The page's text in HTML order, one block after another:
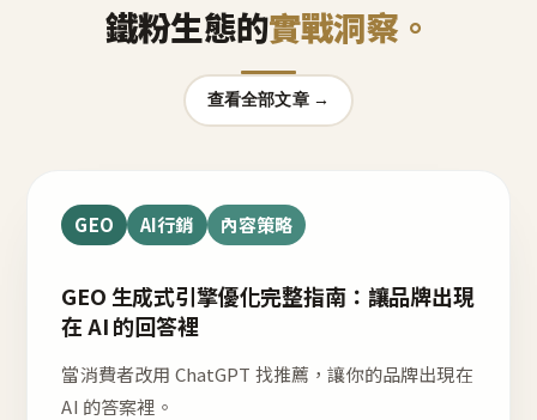
鐵粉生態的實戰洞察。
查看全部文章 →
GEO AI行銷 內容策略
GEO 生成式引擎優化完整指南：讓品牌出現
在 AI 的回答裡
當消費者改用 ChatGPT 找推薦，讓你的品牌出現在
AI 的答案裡。